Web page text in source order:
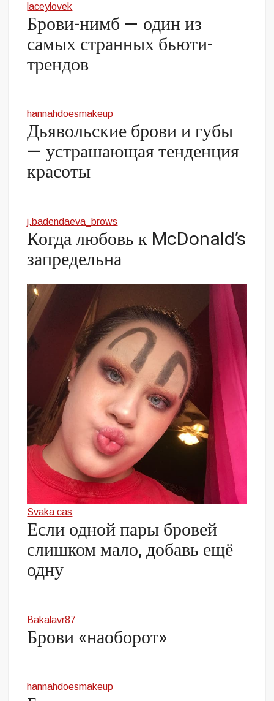
laceylovek
Брови-нимб — один из
самых странных бьюти-
трендов
hannahdoesmakeup
Дьявольские брови и губы
— устрашающая тенденция
красоты
j.badendaeva_brows
Когда любовь к McDonald’s
запредельна
Svaka cas
Если одной пары бровей
слишком мало, добавь ещё
одну
Bakalavr87
Брови «наоборот»
hannahdoesmakeup